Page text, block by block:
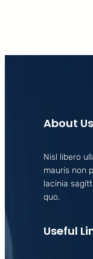
About Us
Nisl libero
mauris non
lacinia
quo.
Useful